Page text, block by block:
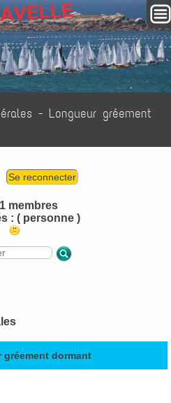
- Longueur gréement
Se reconnecter
membres
: ( personne )
gréement dormant